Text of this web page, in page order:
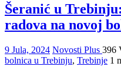
Šeranić u
radova na novoj
9 Jula, 2024 Novosti Plus 396
bolnica u Trebinju, Trebinje 1